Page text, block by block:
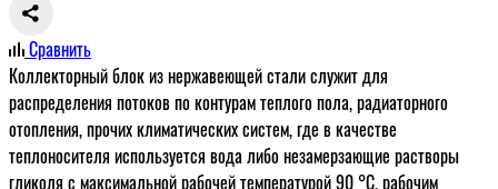
Сравнить
Коллекторный блок из нержавеющей стали служит для
распределения потоков по контурам теплого пола, радиаторного
отопления, прочих климатических систем, где в качестве
теплоносителя используется вода либо незамерзающие растворы
гликоля с максимальной рабочей температурой 90 °С, рабочим